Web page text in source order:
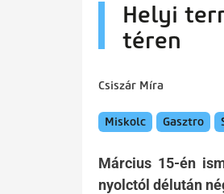
Helyi
téren
Csiszár Míra
Miskolc Gasztro
Március 15-én
nyolctól délután